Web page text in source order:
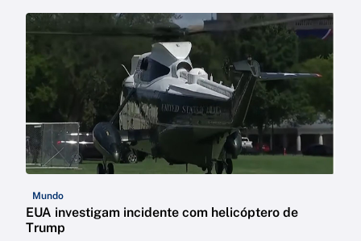
Mundo
EUA investigam incidente com helicóptero de
Trump